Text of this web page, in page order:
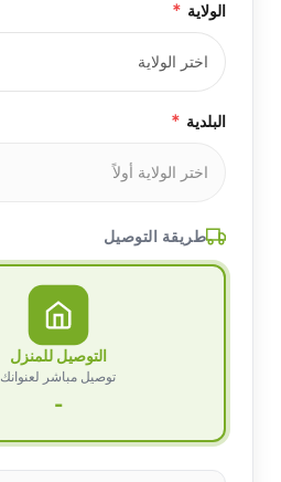
الولاية *
البلدية *
طريقة التوصيل
التوصيل للمنزل
توصيل مباشر لعنوانك
-